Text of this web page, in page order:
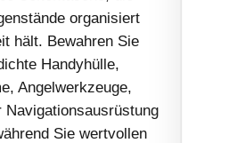
organisiert
hält. Bewahren Sie
Handyhülle,
Angelwerkzeuge,
Navigationsausrüstung
Sie wertvollen